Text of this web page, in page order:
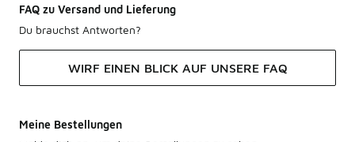
FAQ zu Versand und Lieferung
Du brauchst Antworten?
WIRF EINEN BLICK AUF UNSERE FAQ
Meine Bestellungen